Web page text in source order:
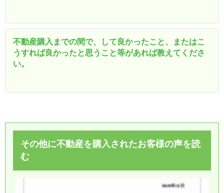
不動産購入までの間で、して良かったこと、またはこ
うすれば良かったと思うこと等があれば教えてくださ
い。
その他に不動産を購入されたお客様の声を読
む